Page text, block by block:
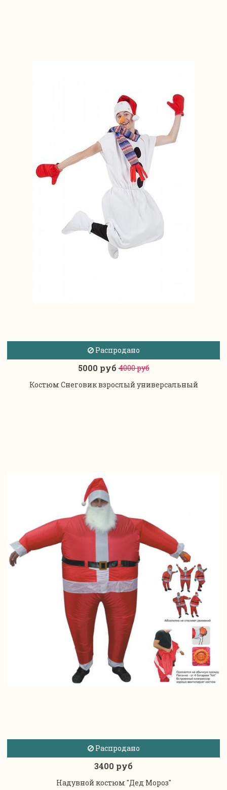
Распродано
5000 руб4000 руб
Костюм Снеговик взрослый универсальный
Распродано
3400 руб
Надувной костюм "Дед Мороз"